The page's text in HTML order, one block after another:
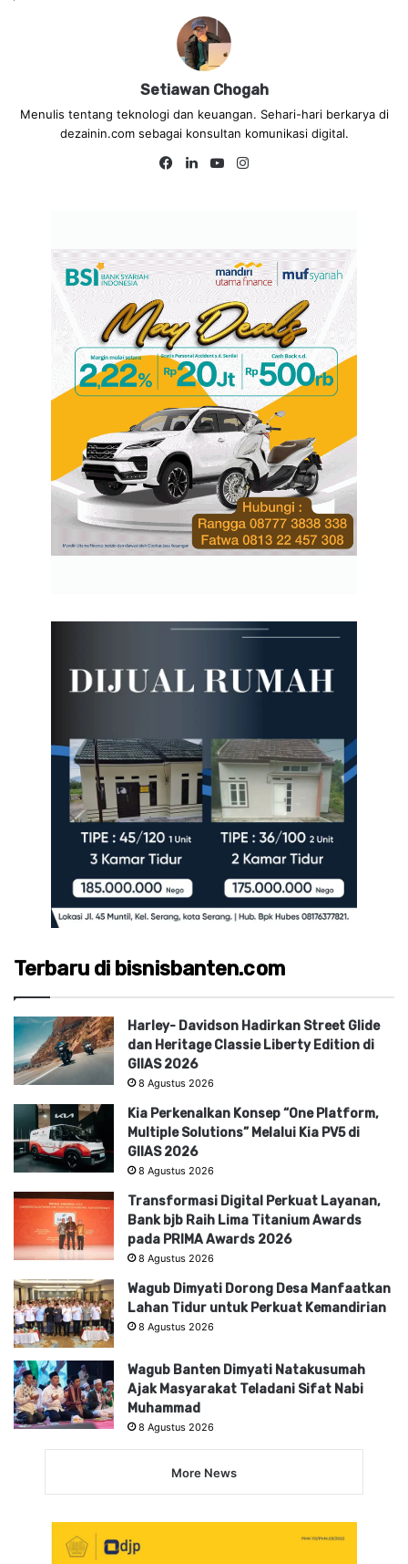
Setiawan Chogah
Menulis tentang teknologi dan keuangan. Sehari-hari berkarya di
dezainin.com sebagai konsultan komunikasi digital.
Fa
Lin
Yo
Terbaru di bisnisbanten.com
Harley- Davidson Hadirkan Street Glide
dan Heritage Classie Liberty Edition di
GIIAS 2026
8 Agustus 2026
Kia Perkenalkan Konsep “One Platform,
Multiple Solutions” Melalui Kia PV5 di
GIIAS 2026
8 Agustus 2026
Transformasi Digital Perkuat Layanan,
Bank bjb Raih Lima Titanium Awards
pada PRIMA Awards 2026
8 Agustus 2026
Wagub Dimyati Dorong Desa Manfaatkan
Lahan Tidur untuk Perkuat Kemandirian
8 Agustus 2026
Wagub Banten Dimyati Natakusumah
Ajak Masyarakat Teladani Sifat Nabi
Muhammad
8 Agustus 2026
More News